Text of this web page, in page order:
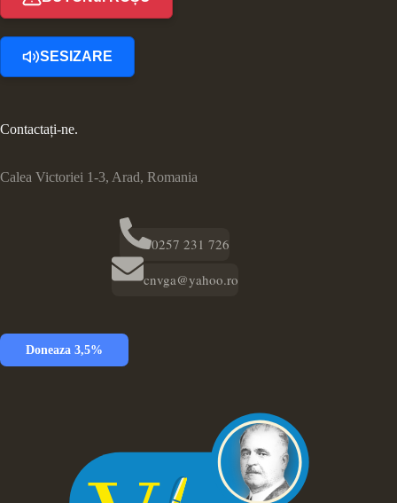
SESIZARE
Contactați-ne.
Calea Victoriei 1-3, Arad, Romania
0257 231 726
cnvga@yahoo.ro
Doneaza 3,5%